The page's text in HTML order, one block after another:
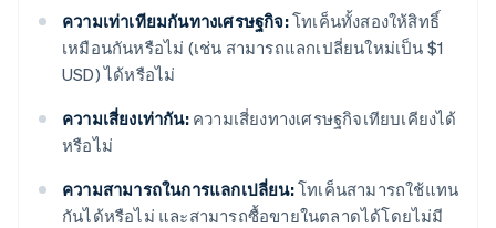
ความเท่าเทียมกันทางเศรษฐกิจ:โทเค็นทั้งสองให้สิทธิ์
เหมือนกันหรือไม่ (เช่น สามารถแลกเปลี่ยนใหม่เป็น $1
USD) ได้หรือไม่
ความเสี่ยงเท่ากัน:ความเสี่ยงทางเศรษฐกิจเทียบเคียงได้
หรือไม่
ความสามารถในการแลกเปลี่ยน:โทเค็นสามารถใช้แทน
กันได้หรือไม่ และสามารถซื้อขายในตลาดได้โดยไม่มี